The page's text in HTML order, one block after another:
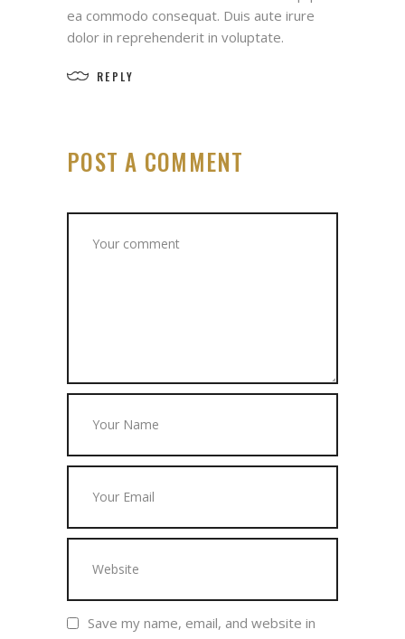
ea commodo consequat. Duis aute irure
dolor in reprehenderit in voluptate.
REPLY
POST A COMMENT
Save my name, email, and website in